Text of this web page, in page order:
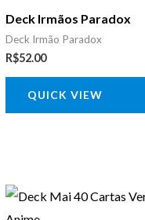
Deck Irmãos Paradox
Deck Irmão Paradox
R$52.00
QUICK VIEW